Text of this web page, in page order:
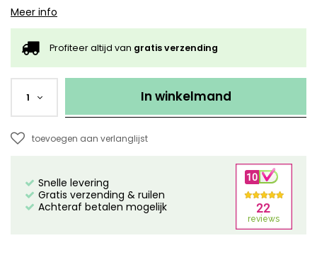
Meer info
Profiteer altijd van gratis verzending
1 In winkelmand
toevoegen aan verlanglijst
Snelle levering
Gratis verzending & ruilen
Achteraf betalen mogelijk